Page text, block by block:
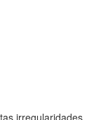
irregularidades